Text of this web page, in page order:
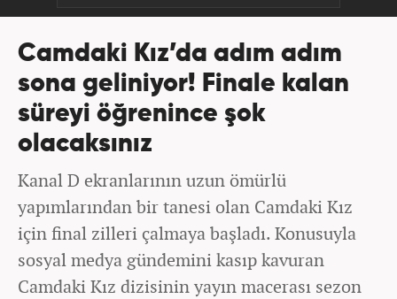
Camdaki Kız’da adım adım
sona geliniyor! Finale kalan
süreyi öğrenince şok
olacaksınız
Kanal D ekranlarının uzun ömürlü
yapımlarından bir tanesi olan Camdaki Kız
için final zilleri çalmaya başladı. Konusuyla
sosyal medya gündemini kasıp kavuran
Camdaki Kız dizisinin yayın macerası sezon